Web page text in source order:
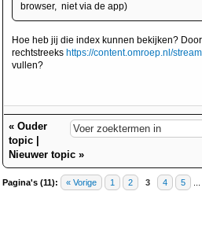
browser, niet via de app)
Hoe heb jij die index kunnen bekijken? Door
rechtstreeks https://content.omroep.nl/
vullen?
« Ouder
topic
Nieuwer topic »
Pagina's (11): « Vorige 1 2 3 4 5